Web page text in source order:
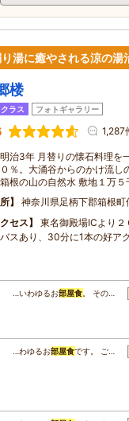
湯に癒やされる涼の湯
楼
ラス フォトギャラリー
1,287
治3年 月替りの懐石料理を
０％。大涌谷からのかけ流し
根の山の自然水 敷地１万
神奈川県足柄下郡箱根
セス
東名御殿場ICより
スあり、30分に1本の好ア
…いわゆるお部屋食 。 その…
…わゆるお部屋食です。 ご…